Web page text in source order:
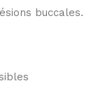
buccales.